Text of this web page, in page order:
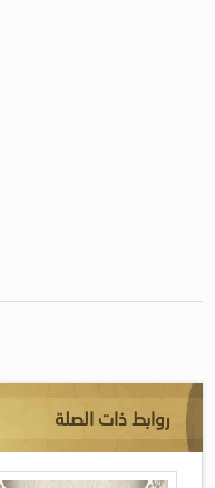
روابط ذات الصلة